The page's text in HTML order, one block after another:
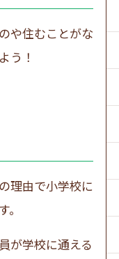
や住むことがな
う！
理由で小学校に
が学校に通える